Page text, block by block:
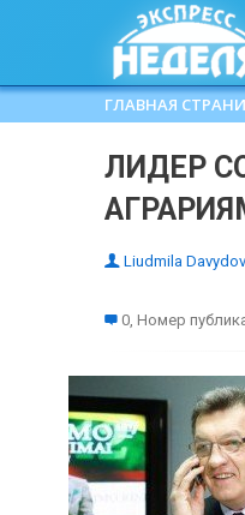
ГЛАВНАЯ
ЛИДЕР
Liudmila
0, Номер